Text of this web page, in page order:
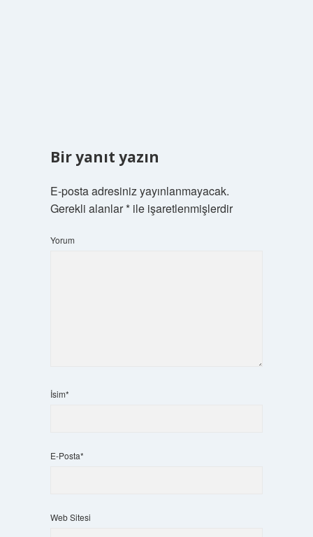
Bir yanıt yazın
E-posta adresiniz yayınlanmayacak.
Gerekli alanlar*ile işaretlenmişlerdir
Yorum
İsim*
E-Posta*
Web Sitesi